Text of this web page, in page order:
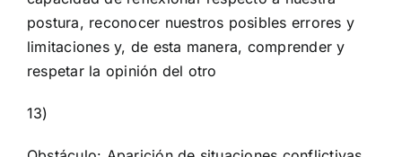
postura, reconocer nuestros posibles errores y
limitaciones y, de esta manera, comprender y
respetar la opinión del otro
13)